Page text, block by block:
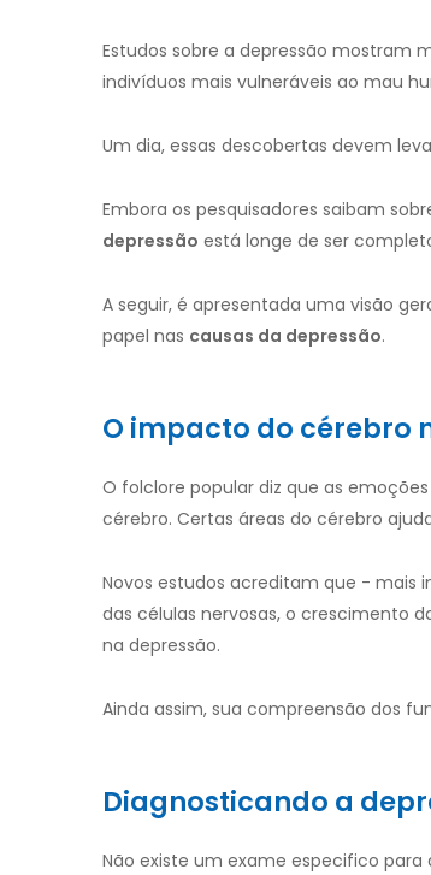
Estudos sobre a depressão mostram
indivíduos mais vulneráveis ​​ao mau
Um dia, essas descobertas devem
Embora os pesquisadores saibam
depressão está longe de ser
A seguir, é apresentada uma visão
papel nas causas da depressão.
O impacto do cérebro
O folclore popular diz que as
cérebro. Certas áreas do cérebro
Novos estudos acreditam que - mais
das células nervosas, o crescimento
na depressão.
Ainda assim, sua compreensão dos
Diagnosticando a
Não existe um exame especifico para